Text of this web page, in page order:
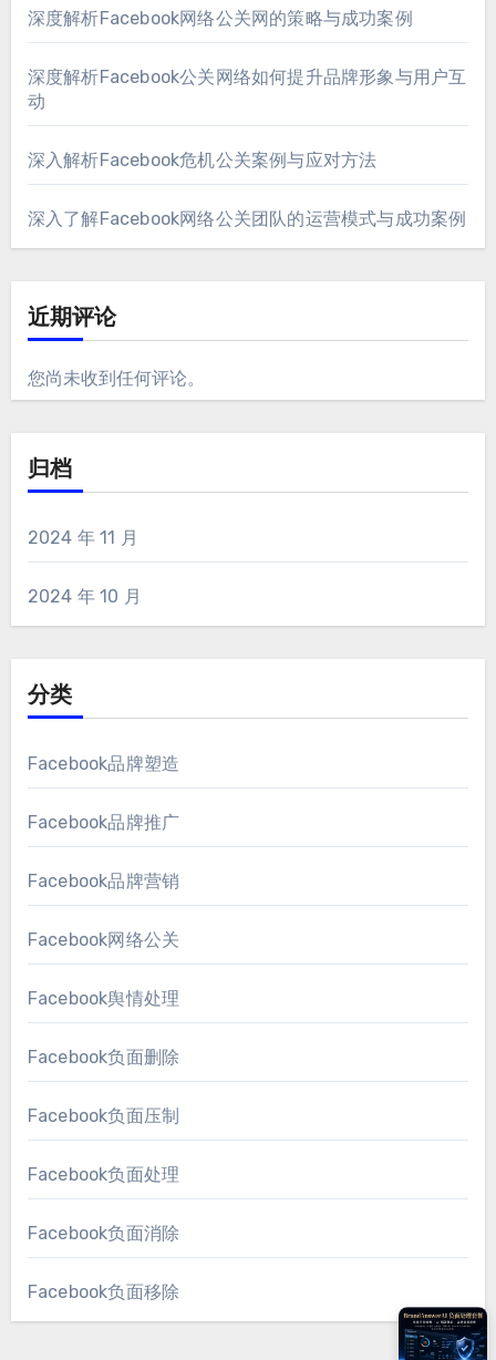
深度解析Facebook网络公关网的策略与成功案例
深度解析Facebook公关网络如何提升品牌形象与用户互
动
深入解析Facebook危机公关案例与应对方法
深入了解Facebook网络公关团队的运营模式与成功案例
近期评论
您尚未收到任何评论。
归档
2024 年 11 月
2024 年 10 月
分类
Facebook品牌塑造
Facebook品牌推广
Facebook品牌营销
Facebook网络公关
Facebook舆情处理
Facebook负面删除
Facebook负面压制
Facebook负面处理
Facebook负面消除
Facebook负面移除